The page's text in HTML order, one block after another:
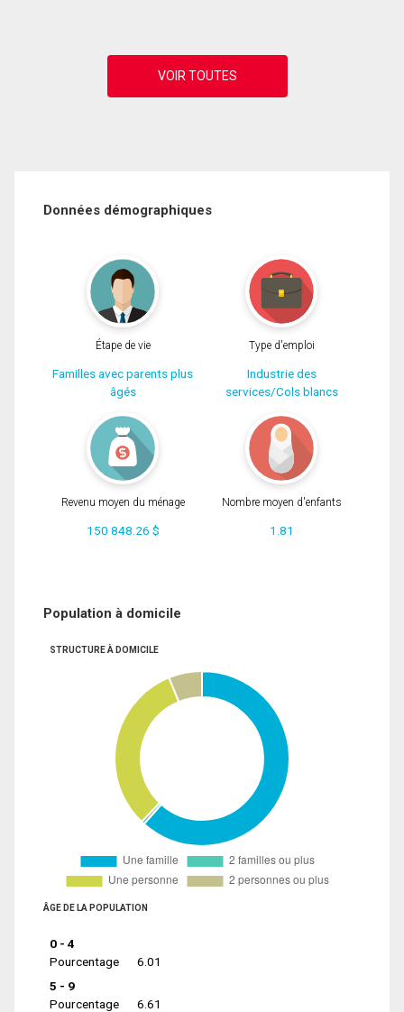
Données démographiques
Étape de vie
Familles avec parents plus
âgés
Type d'emploi
Industrie des
services/Cols blancs
Revenu moyen du ménage
150 848.26 $
Nombre moyen d'enfants
1.81
Population à domicile
STRUCTURE À DOMICILE
ÂGE DE LA POPULATION
0 - 4
Pourcentage
6.01
5 - 9
Pourcentage
6.61